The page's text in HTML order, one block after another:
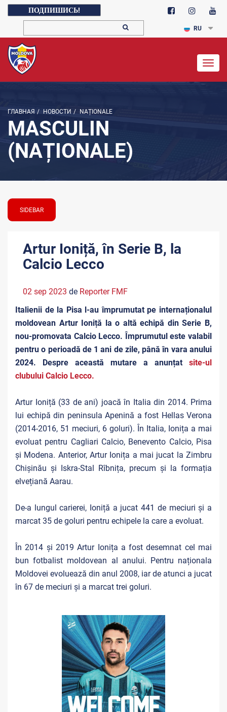
ПОДПИШИСЬ!
RU
ГЛАВНАЯ / НОВОСТИ / NAȚIONALE
MASCULIN
(NAȚIONALE)
SIDEBAR
Artur Ioniță, în Serie B, la
Calcio Lecco
02 sep 2023 de Reporter FMF
Italienii de la Pisa l-au împrumutat pe internaționalul
moldovean Artur Ioniță la o altă echipă din Serie B,
nou-promovata Calcio Lecco. Împrumutul este valabil
pentru o perioadă de 1 ani de zile, până în vara anului
2024. Despre această mutare a anunțat site-ul
clubului Calcio Lecco.
Artur Ioniță (33 de ani) joacă în Italia din 2014. Prima
lui echipă din peninsula Apenină a fost Hellas Verona
(2014-2016, 51 meciuri, 6 goluri). În Italia, Ionița a mai
evoluat pentru Cagliari Calcio, Benevento Calcio, Pisa
și Modena. Anterior, Artur Ionița a mai jucat la Zimbru
Chișinău și Iskra-Stal Rîbnița, precum și la formația
elvețiană Aarau.
De-a lungul carierei, Ioniță a jucat 441 de meciuri și a
marcat 35 de goluri pentru echipele la care a evoluat.
În 2014 și 2019 Artur Ionița a fost desemnat cel mai
bun fotbalist moldovean al anului. Pentru naționala
Moldovei evoluează din anul 2008, iar de atunci a jucat
în 67 de meciuri și a marcat trei goluri.